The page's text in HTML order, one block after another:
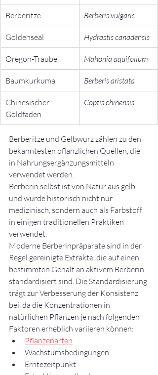
Berberitze Berberis vulgaris
Goldenseal Hydrastis canadensis
Oregon-Traube Mahonia aquifolium
Baumkurkuma Berberis aristata
Chinesischer
Goldfaden
Coptis chinensis
Berberitze und Gelbwurz zählen zu den
bekanntesten pflanzlichen Quellen, die
in Nahrungsergänzungsmitteln
verwendet werden.
Berberin selbst ist von Natur aus gelb
und wurde historisch nicht nur
medizinisch, sondern auch als Farbstoff
in einigen traditionellen Praktiken
verwendet.
Moderne Berberinpräparate sind in der
Regel gereinigte Extrakte, die auf einen
bestimmten Gehalt an aktivem Berberin
standardisiert sind. Die Standardisierung
trägt zur Verbesserung der Konsistenz
bei, da die Konzentrationen in
natürlichen Pflanzen je nach folgenden
Faktoren erheblich variieren können:
Pflanzenarten
Wachstumsbedingungen
Erntezeitpunkt